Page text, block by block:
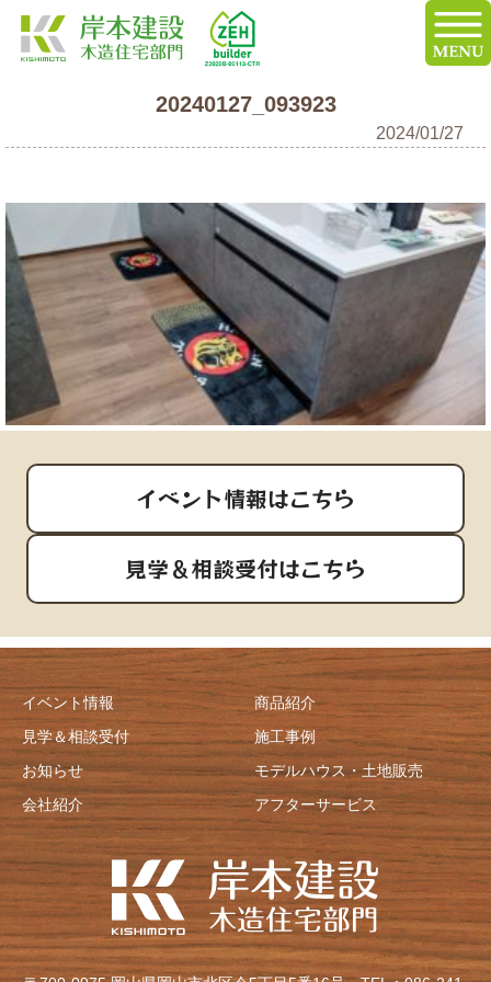
20240127_093923
2024/01/27
イベント情報はこちら
見学＆相談受付はこちら
イベント情報
見学＆相談受付
お知らせ
会社紹介
商品紹介
施工事例
モデルハウス・土地販売
アフターサービス